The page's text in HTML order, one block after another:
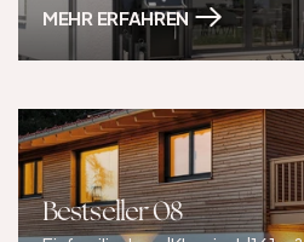
MEHR ERFAHREN
Bestseller 08